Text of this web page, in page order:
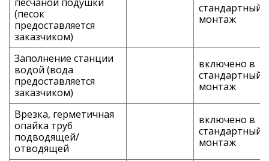
(песок
предоставляется
заказчиком)
стандартный
монтаж
Заполнение станции
водой (вода
предоставляется
заказчиком)
включено в
стандартный
монтаж
Врезка, герметичная
опайка труб
подводящей/
отводящей
включено в
стандартный
монтаж